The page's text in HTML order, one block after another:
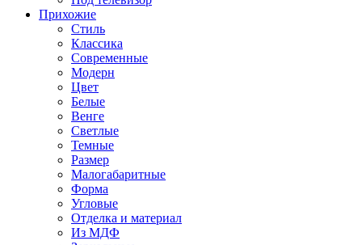
Прихожие
Стиль
Классика
Современные
Модерн
Цвет
Белые
Венге
Светлые
Темные
Размер
Малогабаритные
Форма
Угловые
Отделка и материал
Из МДФ